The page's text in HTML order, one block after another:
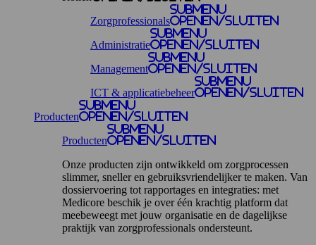
Zorgprofessionals
Submenu
openen/sluiten
Administratie
Submenu
openen/sluiten
Management
Submenu
openen/sluiten
ICT & applicatiebeheer
Submenu
openen/sluiten
Producten
Submenu
openen/sluiten
Producten
Submenu
openen/sluiten
Onze producten zijn ontwikkeld om zorgprocessen
slimmer, sneller en gebruiksvriendelijker te maken. Van
dossiervoering tot rapportages en integraties: met
Medicore beschik je over één krachtig platform dat
meebeweegt met jouw organisatie en de dagelijkse
praktijk van zorgprofessionals ondersteunt.